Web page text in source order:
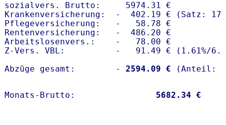
sozialvers. Brutto:     5974.31 €
Krankenversicherung:  -  402.19 € (Satz:
Pflegeversicherung:   -   58.78 €
Rentenversicherung:   -  486.20 €
Arbeitslosenvers.:    -   78.00 €
Z-Vers. VBL:          -   91.49 € ( 1.61%/
Abzüge gesamt:        -
2594.09 €
Monats-Brutto: 5682.34 €